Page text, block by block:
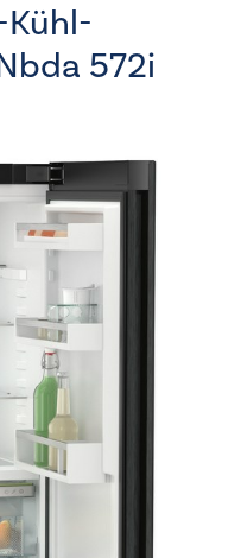
Kühl-
572i